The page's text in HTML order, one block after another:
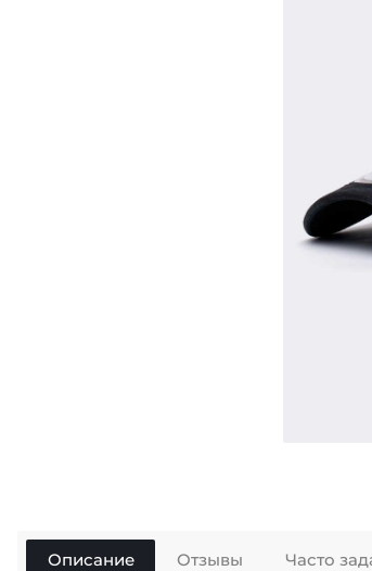
Описание Отзывы Часто